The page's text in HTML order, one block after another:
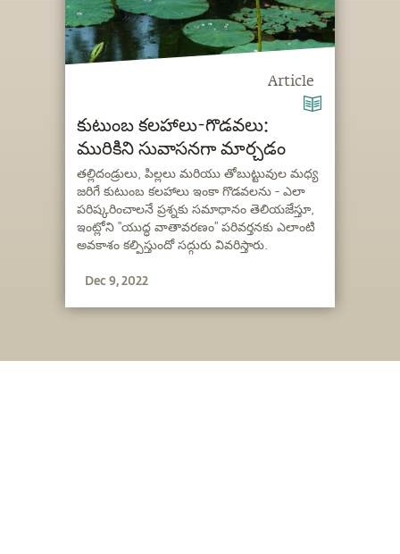
Article
కుటుంబ కలహాలు-గొడవలు:
మురికిని సువాసనగా మార్చడం
తల్లిదండ్రులు, పిల్లలు మరియు తోబుట్టువుల మధ్య
జరిగే కుటుంబ కలహాలు ఇంకా గొడవలను - ఎలా
పరిష్కరించాలనే ప్రశ్నకు సమాధానం తెలియజేస్తూ,
ఇంట్లోని “యుద్ధ వాతావరణం” పరివర్తనకు ఎలాంటి
అవకాశం కల్పిస్తుందో సద్గురు వివరిస్తారు.
Dec 9, 2022